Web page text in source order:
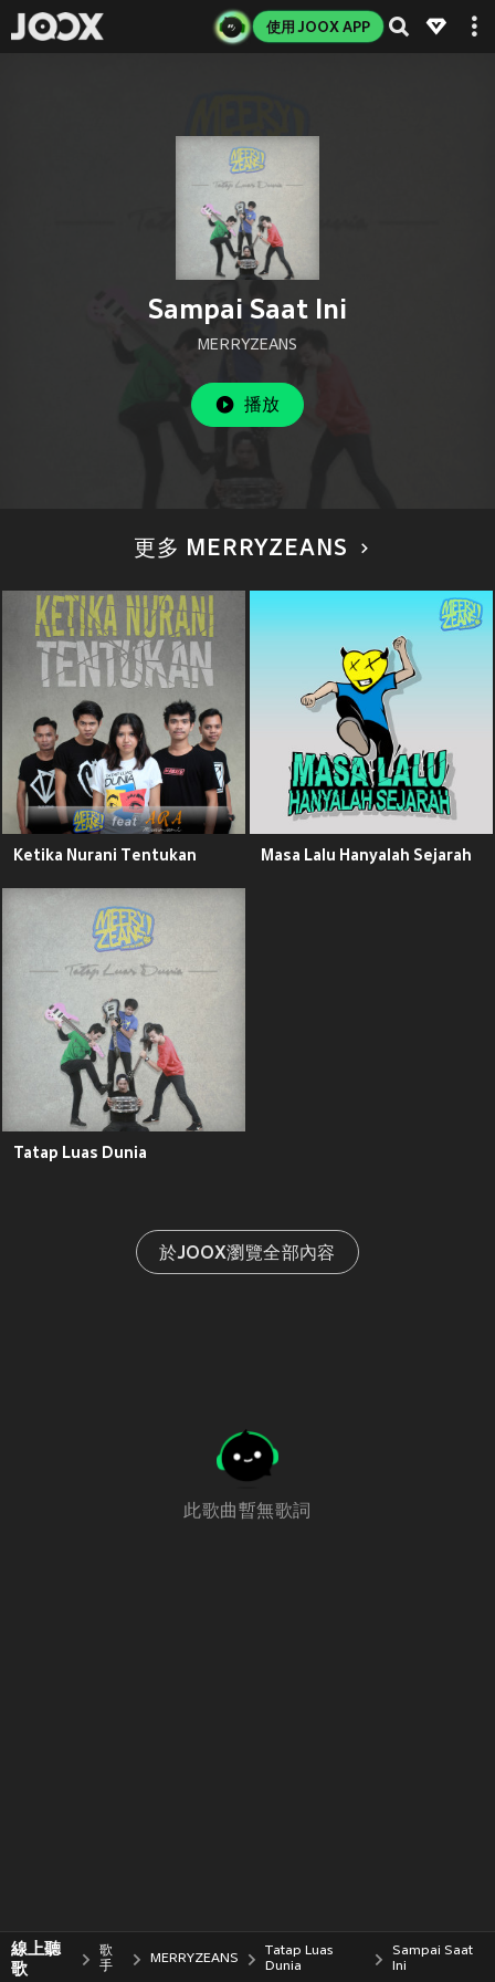
使用 JOOX APP
Sampai Saat Ini
MERRYZEANS
播放
更多 MERRYZEANS
Ketika Nurani Tentukan Masa Lalu Hanyalah Sejarah
Tatap Luas Dunia
於JOOX瀏覽全部內容
此歌曲暫無歌詞
線上聽
歌
歌
手
MERRYZEANS
Tatap Luas
Dunia
Sampai Saat
Ini